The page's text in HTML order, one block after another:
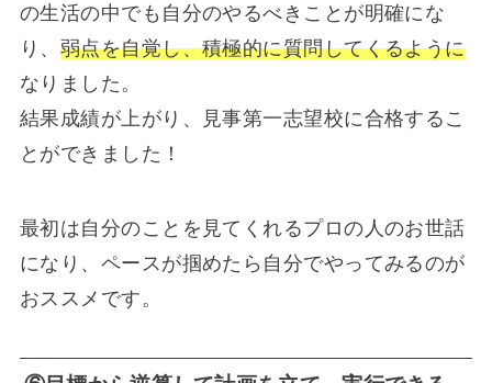
の生活の中でも自分のやるべきことが明確にな
り、 弱点を自覚し、積極的に質問してくるように
なりました。
結果成績が上がり、見事第一志望校に合格するこ
とができました！
最初は自分のことを見てくれるプロの人のお世話
になり、ペースが掴めたら自分でやってみるのが
おススメです。